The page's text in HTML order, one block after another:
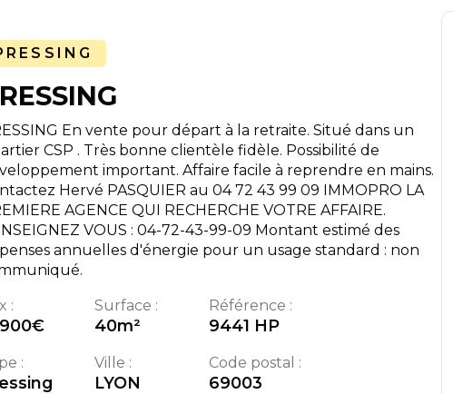
En vente pour départ à la retraite. Situé dans un
CSP . Très bonne clientèle fidèle. Possibilité de
important. Affaire facile à reprendre en mains.
Hervé PASQUIER au 04 72 43 99 09 IMMOPRO LA
AGENCE QUI RECHERCHE VOTRE AFFAIRE.
VOUS : 04-72-43-99-09 Montant estimé des
annuelles d'énergie pour un usage standard : non
:
€
Surface :
40m²
Référence :
9441 HP
: Ville :
LYON
Code postal :
69003